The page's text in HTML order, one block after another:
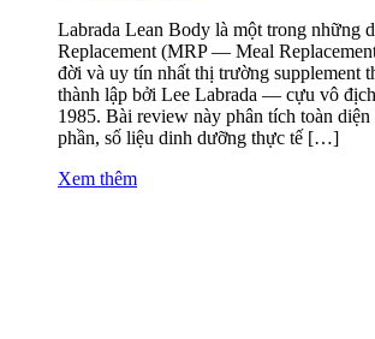
Labrada Lean Body là một trong những
Replacement (MRP — Meal
đời và uy tín nhất thị trường supplement
thành lập bởi Lee Labrada — cựu vô
1985. Bài review này phân tích toàn diện
phần, số liệu dinh dưỡng thực tế […]
Xem thêm